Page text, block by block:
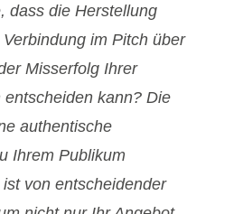
dass die Herstellung
im Pitch über
Misserfolg Ihrer
entscheiden kann? Die
authentische
Ihrem Publikum
von entscheidender